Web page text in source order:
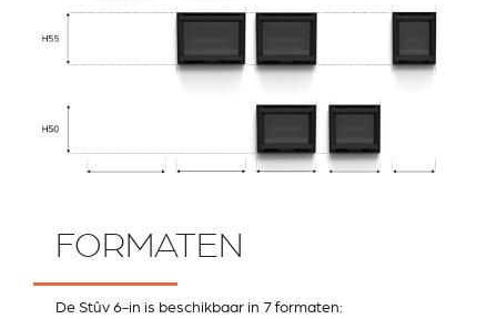
FORMATEN
De Stûv 6-in is beschikbaar in 7 formaten: